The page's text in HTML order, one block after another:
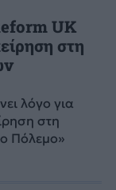
UK
στη
λόγο για
στη
Πόλεμο»